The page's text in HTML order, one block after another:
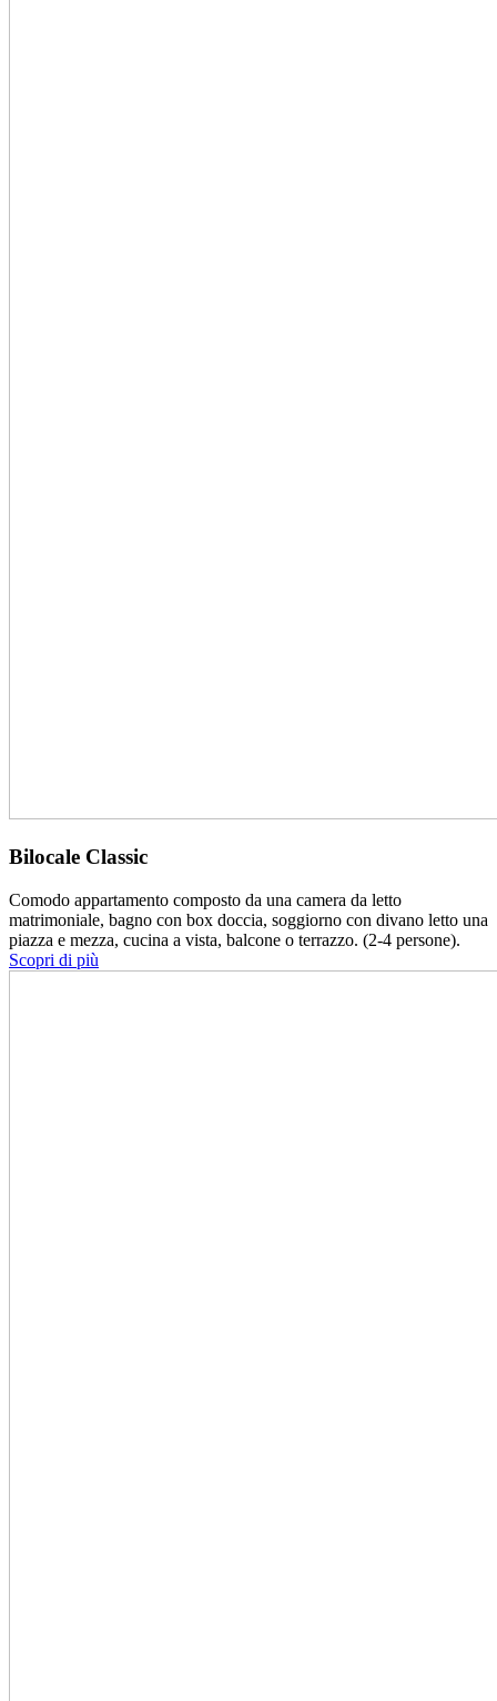
Bilocale Classic
Comodo appartamento composto da una camera da letto
matrimoniale, bagno con box doccia, soggiorno con divano letto una
piazza e mezza, cucina a vista, balcone o terrazzo. (2-4 persone).
Scopri di più